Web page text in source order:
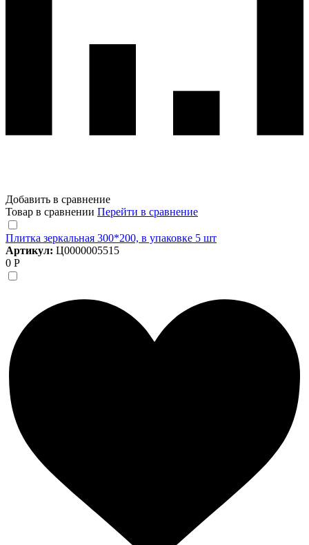
Добавить в сравнение
Товар в сравнении Перейти в сравнение
Плитка зеркальная 300*200, в упаковке 5 шт
Артикул: Ц0000005515
0 Р